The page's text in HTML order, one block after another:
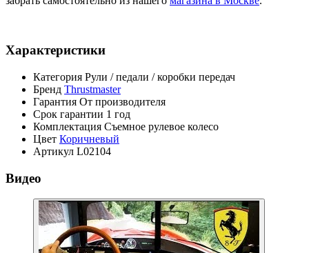
Характеристики
Категория Рули / педали / коробки передач
Бренд Thrustmaster
Гарантия От производителя
Срок гарантии 1 год
Комплектация Съемное рулевое колесо
Цвет Коричневый
Артикул L02104
Видео